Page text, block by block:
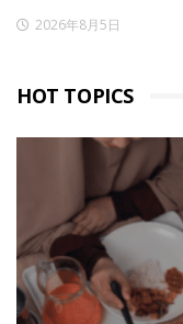
2026年8月5日
HOT TOPICS